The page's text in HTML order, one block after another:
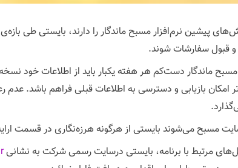
پیشین نرم‌افزار مسبح ماندگار را دارند، بایستی طی
قبول سفارشات شوند.
مسبح ماندگار دست‌کم هر هفته یکبار باید از اطلاعات خود
امکان بازیابی و دسترسی به اطلاعات قبلی فراهم باشد.
مسبح می‌شوند بایستی از هرگونه هرزه‌نگاری در قسمت
مرتبط با برنامه، بایستی درسایت رسمی شرکت به نشانی